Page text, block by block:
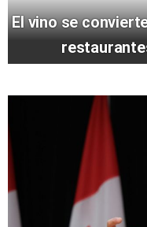
El vino se